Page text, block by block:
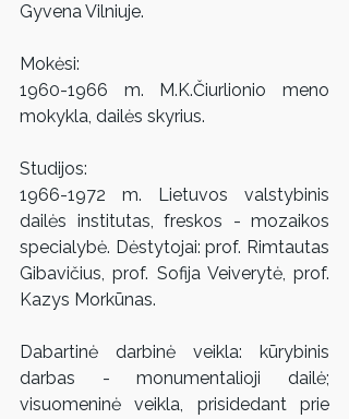
Gyvena Vilniuje.
Mokėsi:
1960-1966 m. M.K.Čiurlionio meno
mokykla, dailės skyrius.
Studijos:
1966-1972 m. Lietuvos valstybinis
dailės institutas, freskos - mozaikos
specialybė. Dėstytojai: prof. Rimtautas
Gibavičius, prof. Sofija Veiverytė, prof.
Kazys Morkūnas.
Dabartinė darbinė veikla: kūrybinis
darbas - monumentalioji dailė;
visuomeninė veikla, prisidedant prie